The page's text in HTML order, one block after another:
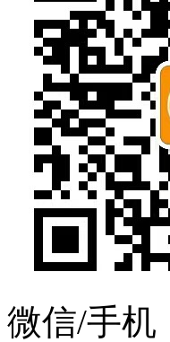
微信/手机